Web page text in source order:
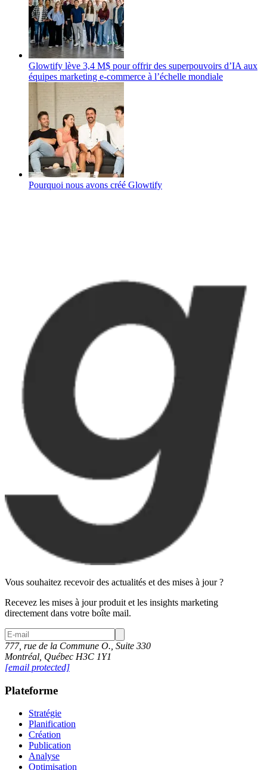
Glowtify lève 3,4 M$ pour offrir des superpouvoirs d’IA aux
équipes marketing e‑commerce à l’échelle mondiale
Pourquoi nous avons créé Glowtify
Vous souhaitez recevoir des actualités et des mises à jour ?
Recevez les mises à jour produit et les insights marketing
directement dans votre boîte mail.
777, rue de la Commune O., Suite 330
Montréal, Québec H3C 1Y1
[email protected]
Plateforme
Stratégie
Planification
Création
Publication
Analyse
Optimisation